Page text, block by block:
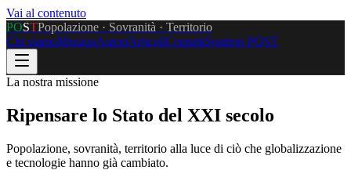
Vai al contenuto
POSTPopolazione · Sovranità · Territorio
Chi siamoMissionAutoriArticoliContattiSostieni POST
La nostra missione
Ripensare lo Stato del XXI secolo
Popolazione, sovranità, territorio alla luce di ciò che globalizzazione
e tecnologie hanno già cambiato.